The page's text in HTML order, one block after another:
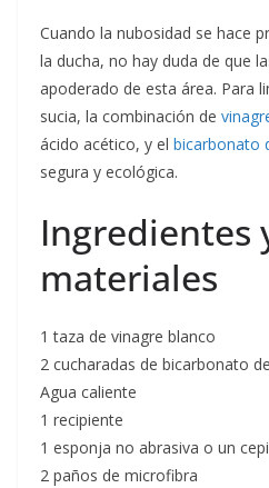
Cuando la nubosidad se hace
la ducha, no hay duda de que
apoderado de esta área. Para
sucia, la combinación de
ácido acético, y el bicarbonato
segura y ecológica.
Ingredientes
materiales
1 taza de vinagre blanco
2 cucharadas de bicarbonato
Agua caliente
1 recipiente
1 esponja no abrasiva o un
2 paños de microfibra